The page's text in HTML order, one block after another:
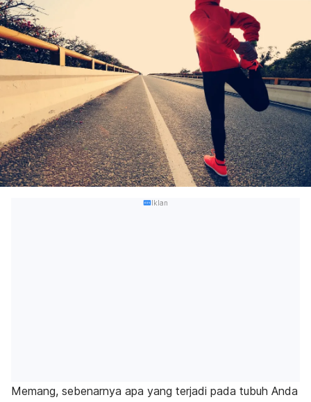
Iklan
Memang, sebenarnya apa yang terjadi pada tubuh Anda